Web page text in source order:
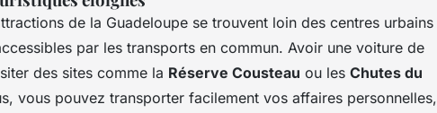
de la Guadeloupe se trouvent loin des centres urbains
par les transports en commun. Avoir une voiture de
des sites comme la Réserve Cousteau ou les Chutes du
vous pouvez transporter facilement vos affaires personnelles,